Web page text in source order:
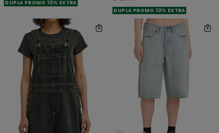
DUPLA PROMO 10% EXTRA
DUPLA PROMO 10% EXTRA